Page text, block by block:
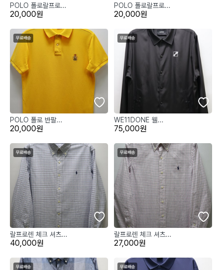
POLO 폴로랄프로...
20,000원
POLO 폴로랄프로...
20,000원
POLO 폴로 반팔...
20,000원
WE11DONE 웰...
75,000원
랄프로렌 체크 셔츠...
40,000원
랄프로렌 체크 셔츠...
27,000원